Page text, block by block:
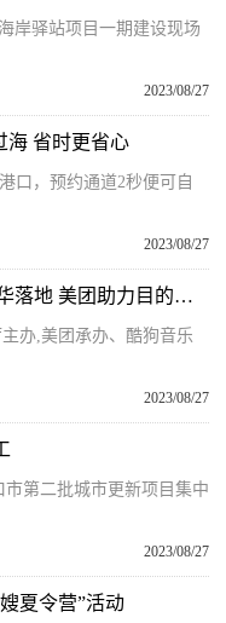
岸驿站项目一期建设现场
2023/08/27
海 省时更省心
口，预约通道2秒便可自
2023/08/27
“来海南·酷一夏”2023海南酷玩嘉年华落地 美团助力目的地创新营销
办,美团承办、酷狗音乐
2023/08/27
市第二批城市更新项目集中
2023/08/27
夏令营”活动